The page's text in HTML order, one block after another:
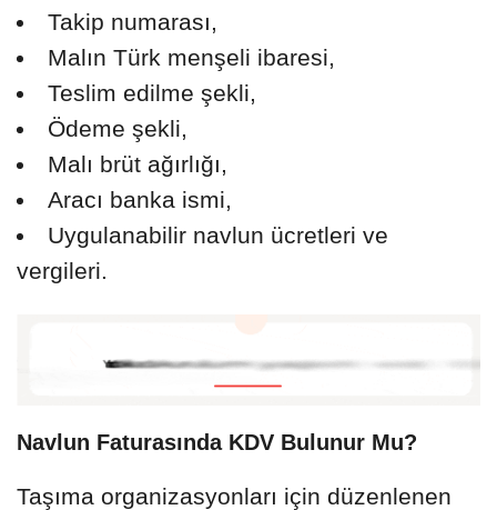
Takip numarası,
Malın Türk menşeli ibaresi,
Teslim edilme şekli,
Ödeme şekli,
Malı brüt ağırlığı,
Aracı banka ismi,
Uygulanabilir navlun ücretleri ve
vergileri.
Navlun Faturasında KDV Bulunur Mu?
Taşıma organizasyonları için düzenlenen